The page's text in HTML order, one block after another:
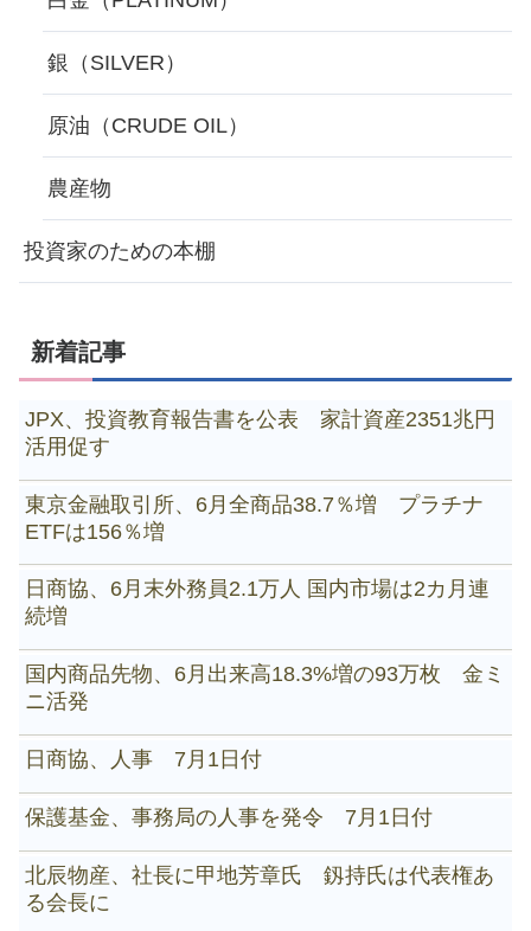
銀（SILVER）
原油（CRUDE OIL）
農産物
投資家のための本棚
新着記事
JPX、投資教育報告書を公表 家計資産2351兆円
活用促す
東京金融取引所、6月全商品38.7％増 プラチナ
ETFは156％増
日商協、6月末外務員2.1万人 国内市場は2カ月連
続増
国内商品先物、6月出来高18.3%増の93万枚 金ミ
ニ活発
日商協、人事 7月1日付
保護基金、事務局の人事を発令 7月1日付
北辰物産、社長に甲地芳章氏 釼持氏は代表権あ
る会長に